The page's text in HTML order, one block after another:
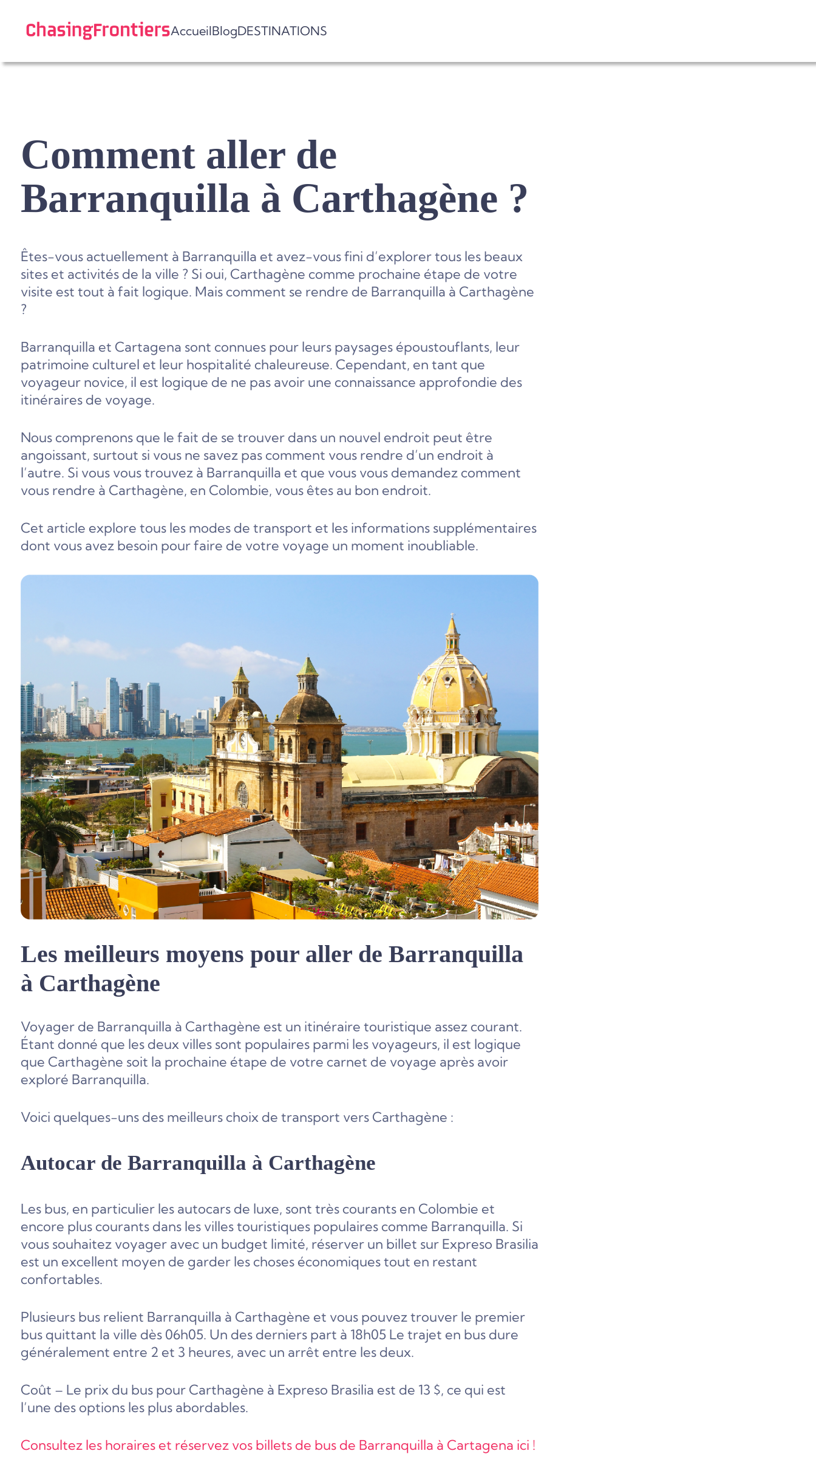
content
AccueilBlogDESTINATIONS
Comment aller de
Barranquilla à Carthagène ?
Êtes-vous actuellement à Barranquilla et avez-vous fini d’explorer tous les beaux
sites et activités de la ville ? Si oui, Carthagène comme prochaine étape de votre
visite est tout à fait logique. Mais comment se rendre de Barranquilla à Carthagène
?
Barranquilla et Cartagena sont connues pour leurs paysages époustouflants, leur
patrimoine culturel et leur hospitalité chaleureuse. Cependant, en tant que
voyageur novice, il est logique de ne pas avoir une connaissance approfondie des
itinéraires de voyage.
Nous comprenons que le fait de se trouver dans un nouvel endroit peut être
angoissant, surtout si vous ne savez pas comment vous rendre d’un endroit à
l’autre. Si vous vous trouvez à Barranquilla et que vous vous demandez comment
vous rendre à Carthagène, en Colombie, vous êtes au bon endroit.
Cet article explore tous les modes de transport et les informations supplémentaires
dont vous avez besoin pour faire de votre voyage un moment inoubliable.
Les meilleurs moyens pour aller de Barranquilla
à Carthagène
Voyager de Barranquilla à Carthagène est un itinéraire touristique assez courant.
Étant donné que les deux villes sont populaires parmi les voyageurs, il est logique
que Carthagène soit la prochaine étape de votre carnet de voyage après avoir
exploré Barranquilla.
Voici quelques-uns des meilleurs choix de transport vers Carthagène :
Autocar de Barranquilla à Carthagène
Les bus, en particulier les autocars de luxe, sont très courants en Colombie et
encore plus courants dans les villes touristiques populaires comme Barranquilla. Si
vous souhaitez voyager avec un budget limité, réserver un billet sur Expreso Brasilia
est un excellent moyen de garder les choses économiques tout en restant
confortables.
Plusieurs bus relient Barranquilla à Carthagène et vous pouvez trouver le premier
bus quittant la ville dès 06h05. Un des derniers part à 18h05 Le trajet en bus dure
généralement entre 2 et 3 heures, avec un arrêt entre les deux.
Coût – Le prix du bus pour Carthagène à Expreso Brasilia est de 13 $, ce qui est
l’une des options les plus abordables.
Consultez les horaires et réservez vos billets de bus de Barranquilla à Cartagena ici !